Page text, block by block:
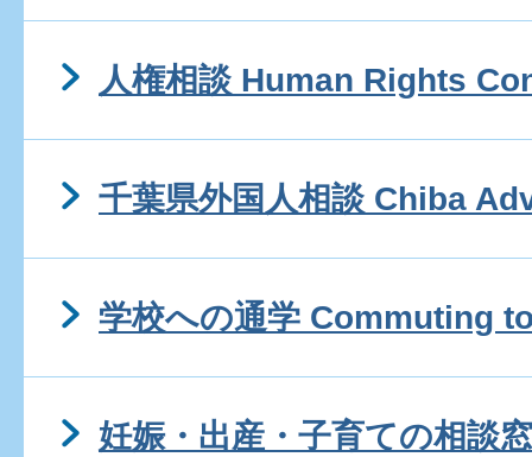
人権相談 Human Rights
千葉県外国人相談 Chiba
学校への通学 Commuting
妊娠・出産・子育ての相談